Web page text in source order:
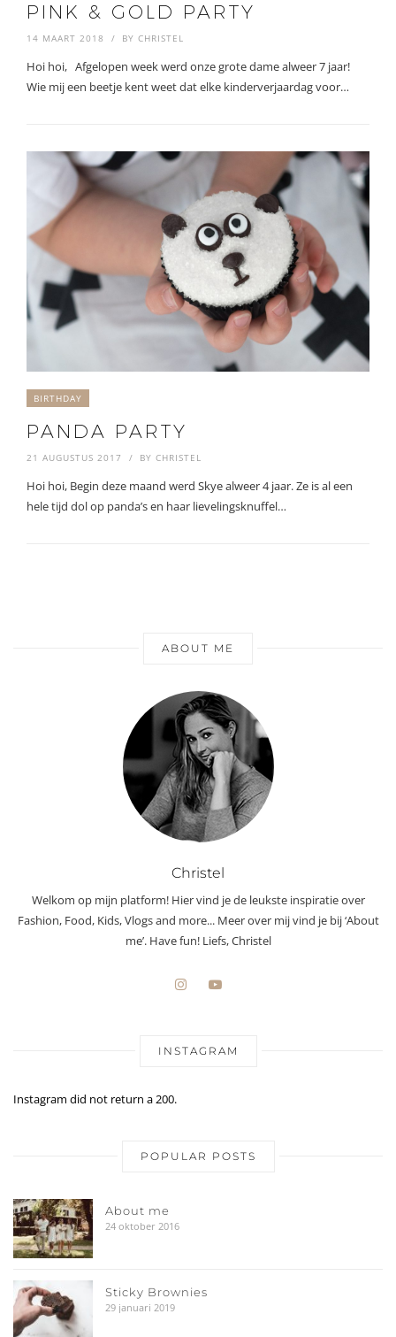
PINK & GOLD PARTY
14 MAART 2018 BY CHRISTEL
Hoi hoi, Afgelopen week werd onze grote dame alweer 7 jaar!
Wie mij een beetje kent weet dat elke kinderverjaardag voor…
BIRTHDAY
PANDA PARTY
21 AUGUSTUS 2017 BY CHRISTEL
Hoi hoi, Begin deze maand werd Skye alweer 4 jaar. Ze is al een
hele tijd dol op panda’s en haar lievelingsknuffel…
ABOUT ME
Christel
Welkom op mijn platform! Hier vind je de leukste inspiratie over
Fashion, Food, Kids, Vlogs and more... Meer over mij vind je bij ‘About
me’. Have fun! Liefs, Christel
INSTAGRAM
Instagram did not return a 200.
POPULAR POSTS
About me
24 oktober 2016
Sticky Brownies
29 januari 2019